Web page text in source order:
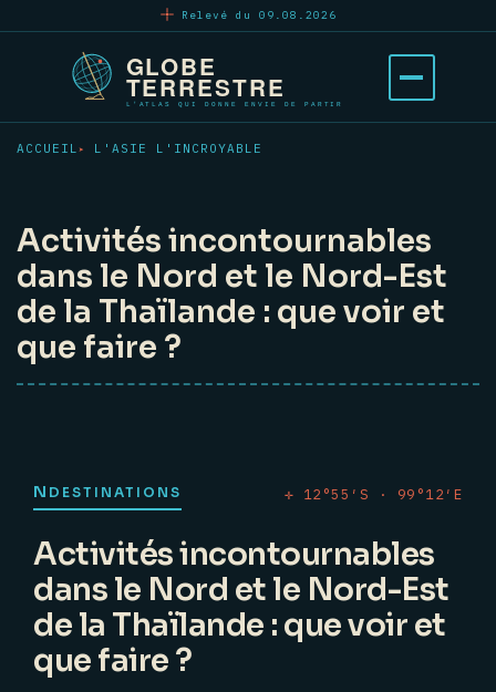
Relevé du 09.08.2026
Ouvrir
le
ACCUEIL L'ASIE L'INCROYABLE
Activités incontournables
dans le Nord et le Nord-Est
de la Thaïlande : que voir et
que faire ?
N DESTINATIONS ✛ 12°55′S · 99°12′E
Activités incontournables
dans le Nord et le Nord-Est
de la Thaïlande : que voir et
que faire ?